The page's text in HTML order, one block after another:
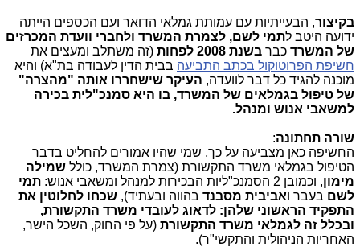
בקיצור, הבעייתיות עם עמותת גמלאי הדואר ועם הכספים הייתה
ידועה היטב לתמי לשם, לצמרת המשרד ולחברי וועדת המכרזים
של המשרד כבר בשנת 2008 לפחות
(זה משתלב ומעצים את
חשיפת הפרוטוקול בכתב התביעה בבית הדין לעבודה בת"א) והיא
מוכנה להגיד כל דבר לוועדה, העיקר שישחררו אותה "מהצרה"
של טיפול בגמלאים של המשרד, בו היא סמנכ"לית בכירה
למשאבי אנוש ומנהל.
שורה תחתונה:
החשיפה כאן מצביעה על כך, שמי שהיו אמורים להחליט בדבר
הטיפול בגמלאי משרד התקשורת (צמרת המשרד, כולל שמילה
מימון, וכמובן 2 הסמנכ"ליות הבכירות למנהל ומשאבי אנוש:
תמי
לשם בעבר ואביבית מסבנד בהווה ובעתיד), שכחו לחלוטין את
התפקיד הראשוני שלהן: לדאוג לעובדי משרד התקשורת,
ובכלל זה לגמלאי משרד התקשורת (על פי החוק, השכל הישר,
האחריות הניהולית והתקשי"ר).